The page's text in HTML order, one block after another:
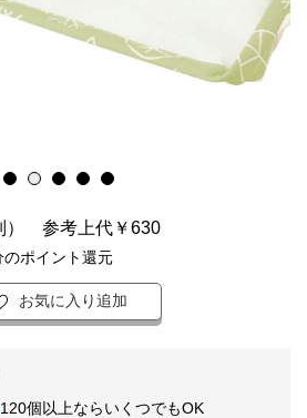
参考上代￥630
のポイント還元
お気に入り追加
120個以上ならいくつでもOK